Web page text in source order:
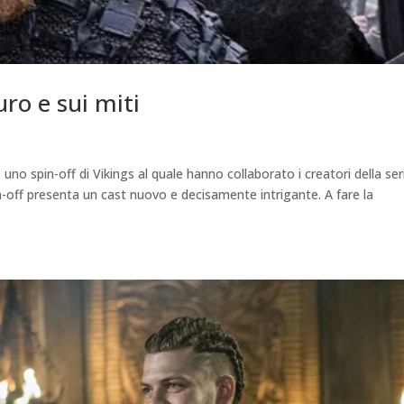
e sui miti
spin-off di Vikings al quale hanno collaborato i creatori della
off presenta un cast nuovo e decisamente intrigante. A fare la